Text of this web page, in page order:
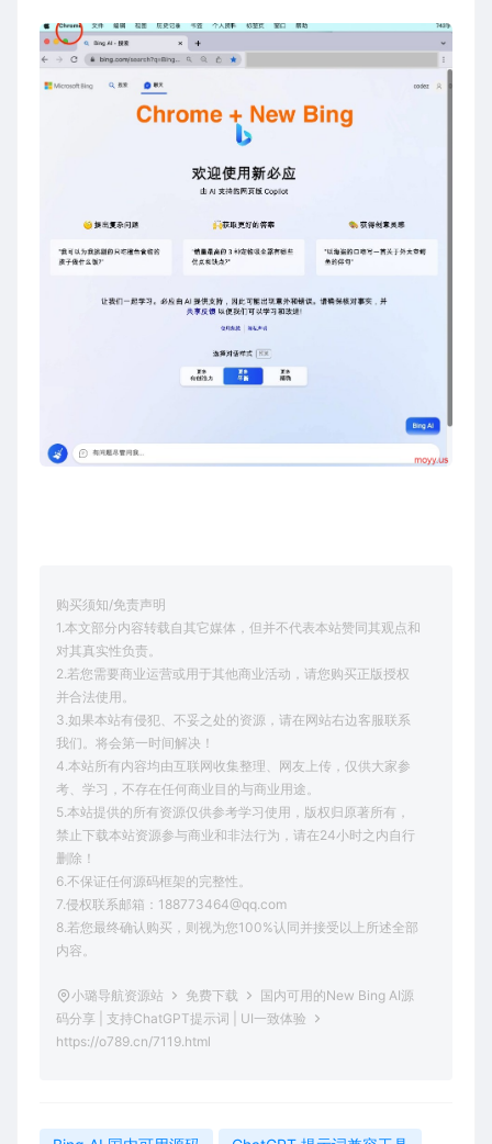
购买须知/免责声明
1.本文部分内容转载自其它媒体，但并不代表本站赞同其观点和
对其真实性负责。
2.若您需要商业运营或用于其他商业活动，请您购买正版授权
并合法使用。
3.如果本站有侵犯、不妥之处的资源，请在网站右边客服联系
我们。将会第一时间解决！
4.本站所有内容均由互联网收集整理、网友上传，仅供大家参
考、学习，不存在任何商业目的与商业用途。
5.本站提供的所有资源仅供参考学习使用，版权归原著所有，
禁止下载本站资源参与商业和非法行为，请在24小时之内自行
删除！
6.不保证任何源码框架的完整性。
7.侵权联系邮箱：188773464@qq.com
8.若您最终确认购买，则视为您100%认同并接受以上所述全部
内容。
小璐导航资源站 免费下载
国内可用的New Bing AI源
码分享 | 支持ChatGPT提示词 | UI一致体验
https://o789.cn/7119.html